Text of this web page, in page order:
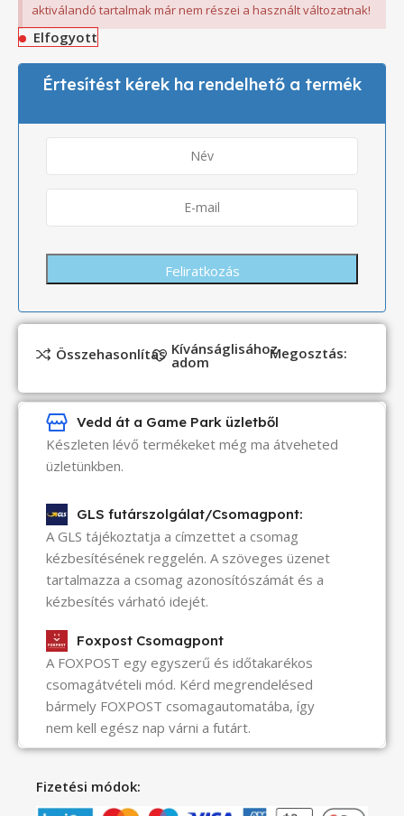
aktiválandó tartalmak már nem részei a használt változatnak!
Elfogyott
Értesítést kérek ha rendelhető a termék
Összehasonlítás Kívánságlisához
adom Megosztás:
Vedd át a Game Park üzletből
Készleten lévő termékeket még ma átveheted
üzletünkben.
GLS futárszolgálat/Csomagpont:
A GLS tájékoztatja a címzettet a csomag
kézbesítésének reggelén. A szöveges üzenet
tartalmazza a csomag azonosítószámát és a
kézbesítés várható idejét.
Foxpost Csomagpont
A FOXPOST egy egyszerű és időtakarékos
csomagátvételi mód. Kérd megrendelésed
bármely FOXPOST csomagautomatába, így
nem kell egész nap várni a futárt.
Fizetési módok: